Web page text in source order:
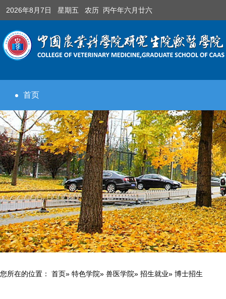
2026年8月7日 星期五 农历 丙午年六月廿六
首页
您所在的位置： 首页» 特色学院» 兽医学院» 招生就业» 博士招生